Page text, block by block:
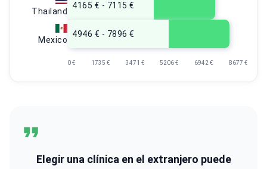
Thailand
Mexico
4165 € - 7115 €
4946 € - 7896 €
0 € 1735 € 3471 € 5206 € 6942 € 8677 €
Elegir una clínica en el extranjero puede